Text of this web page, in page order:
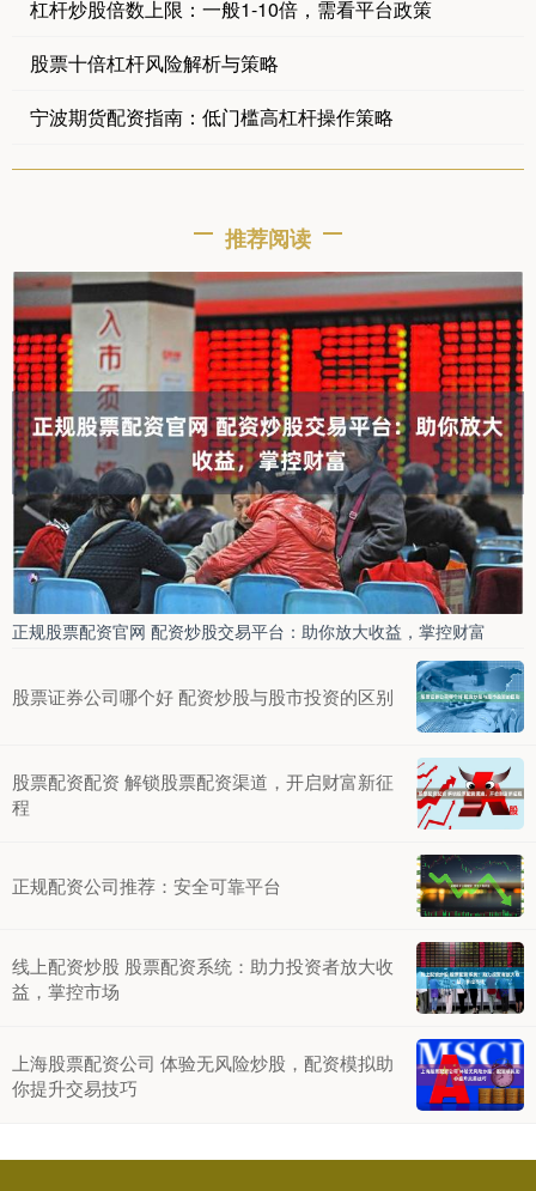
杠杆炒股倍数上限：一般1-10倍，需看平台政策
股票十倍杠杆风险解析与策略
宁波期货配资指南：低门槛高杠杆操作策略
推荐阅读
正规股票配资官网 配资炒股交易平台：助你放大收益，掌控财富
股票证券公司哪个好 配资炒股与股市投资的区别
股票配资配资 解锁股票配资渠道，开启财富新征
程
正规配资公司推荐：安全可靠平台
线上配资炒股 股票配资系统：助力投资者放大收
益，掌控市场
上海股票配资公司 体验无风险炒股，配资模拟助
你提升交易技巧